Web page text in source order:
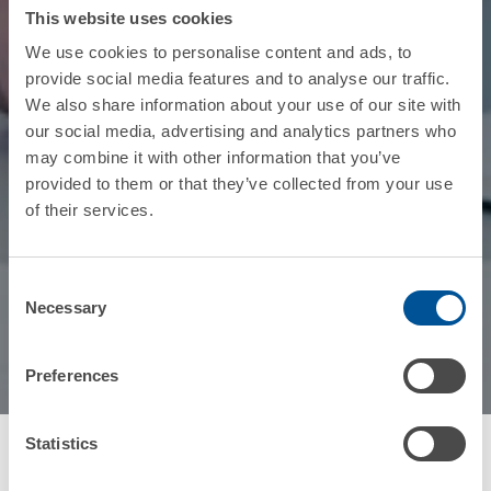
This website uses cookies
We use cookies to personalise content and ads, to
provide social media features and to analyse our traffic.
We also share information about your use of our site with
our social media, advertising and analytics partners who
may combine it with other information that you’ve
provided to them or that they’ve collected from your use
of their services.
Selection
Necessary
Preferences
Statistics